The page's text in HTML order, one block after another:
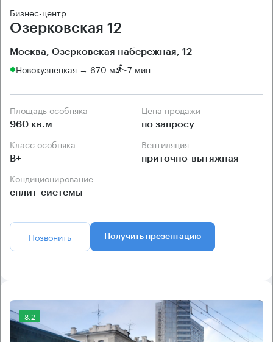
Бизнес-центр
Озерковская 12
Москва, Озерковская набережная, 12
Новокузнецкая → 670 м ~7 мин
Площадь особняка
960 кв.м
Цена продажи
по запросу
Класс особняка
B+
Вентиляция
приточно-вытяжная
Кондиционирование
сплит-системы
Позвонить Получить презентацию
8.2